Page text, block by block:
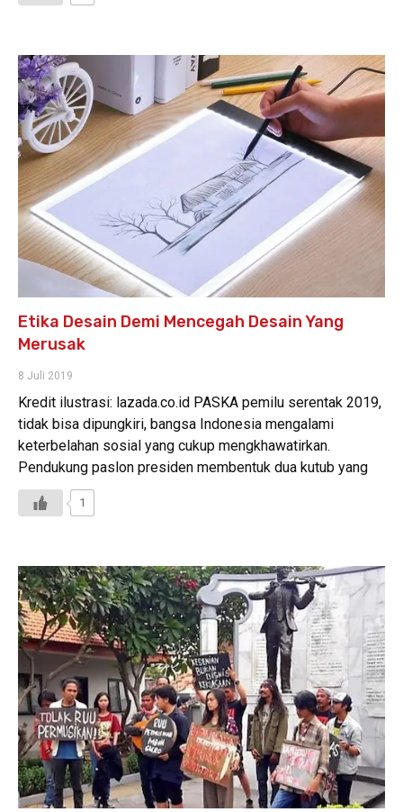
Etika Desain Demi Mencegah Desain Yang
Merusak
8 Juli 2019
Kredit ilustrasi: lazada.co.id PASKA pemilu serentak 2019,
tidak bisa dipungkiri, bangsa Indonesia mengalami
keterbelahan sosial yang cukup mengkhawatirkan.
Pendukung paslon presiden membentuk dua kutub yang
1